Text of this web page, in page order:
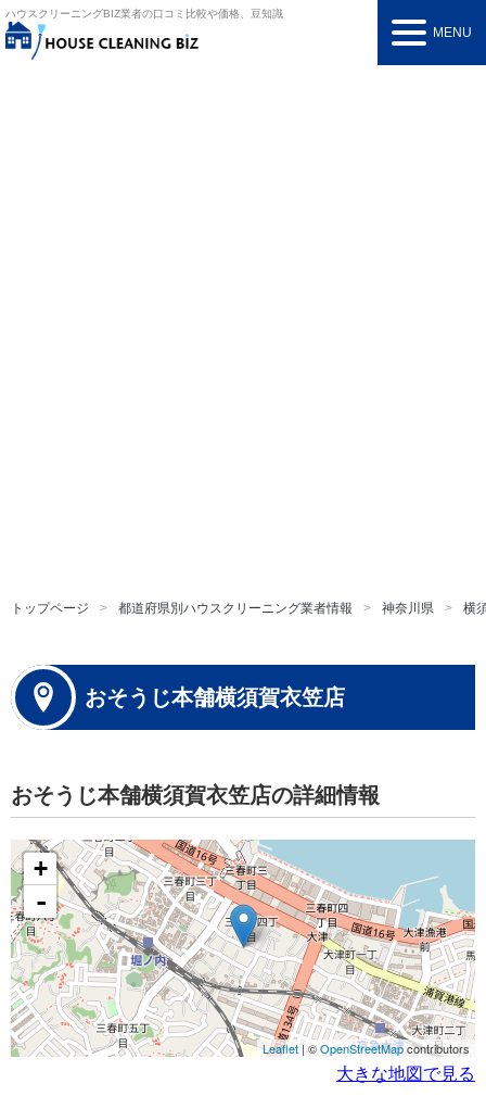
ハウスクリーニングBIZ業者の口コミ比較や価格、豆知識
MENU
トップページ 都道府県別ハウスクリーニング業者情報 神奈川県 横
おそうじ本舗横須賀衣笠店
おそうじ本舗横須賀衣笠店の詳細情報
+
-
Leaflet | ©OpenStreetMapcontributors
大きな地図で見る